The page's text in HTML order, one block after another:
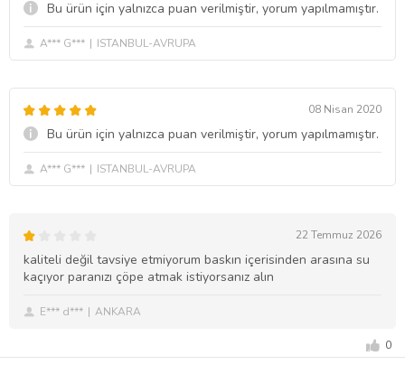
Bu ürün için yalnızca puan verilmiştir, yorum yapılmamıştır.
A*** G*** ISTANBUL-AVRUPA
08 Nisan 2020
Bu ürün için yalnızca puan verilmiştir, yorum yapılmamıştır.
A*** G*** ISTANBUL-AVRUPA
22 Temmuz 2026
kaliteli değil tavsiye etmiyorum baskın içerisinden arasına su
kaçıyor paranızı çöpe atmak istiyorsanız alın
E*** d*** ANKARA
0